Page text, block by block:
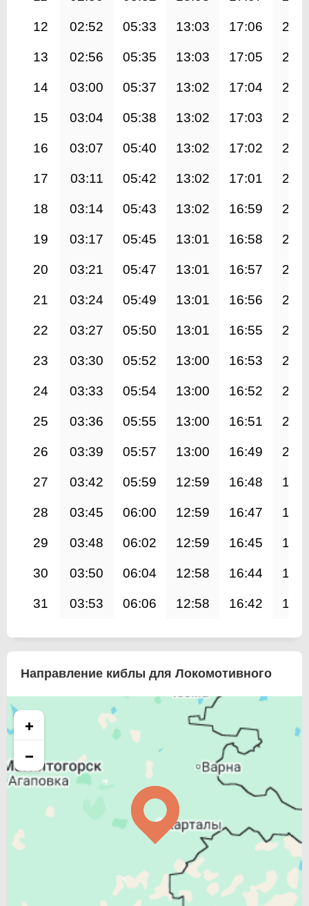
12 02:52 05:33 13:03 17:06
13 02:56 05:35 13:03 17:05
14 03:00 05:37 13:02 17:04
15 03:04 05:38 13:02 17:03
16 03:07 05:40 13:02 17:02
17 03:11 05:42 13:02 17:01
18 03:14 05:43 13:02 16:59
19 03:17 05:45 13:01 16:58
20 03:21 05:47 13:01 16:57
21 03:24 05:49 13:01 16:56
22 03:27 05:50 13:01 16:55
23 03:30 05:52 13:00 16:53
24 03:33 05:54 13:00 16:52
25 03:36 05:55 13:00 16:51
26 03:39 05:57 13:00 16:49
27 03:42 05:59 12:59 16:48
28 03:45 06:00 12:59 16:47
29 03:48 06:02 12:59 16:45
30 03:50 06:04 12:58 16:44
31 03:53 06:06 12:58 16:42
Направление киблы для Локомотивного
+
−